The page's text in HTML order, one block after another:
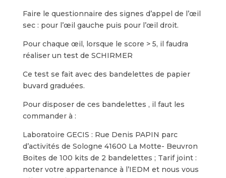
Faire le questionnaire des signes d’appel de l’œil
sec : pour l’œil gauche puis pour l’œil droit.
Pour chaque œil, lorsque le score > 5, il faudra
réaliser un test de SCHIRMER
Ce test se fait avec des bandelettes de papier
buvard graduées.
Pour disposer de ces bandelettes , il faut les
commander à :
Laboratoire GECIS : Rue Denis PAPIN parc
d’activités de Sologne 41600 La Motte- Beuvron
Boites de 100 kits de 2 bandelettes ; Tarif joint :
noter votre appartenance à l’IEDM et nous vous